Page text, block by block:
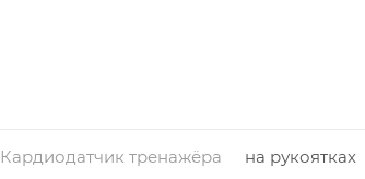
Кардиодатчик тренажёра на рукоятках